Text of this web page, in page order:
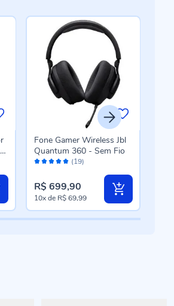
Avaliação: (19)
Fone Gamer Wireless Jbl
Quantum 360 - Sem Fio
R$ 699,90
10xde R$ 69,99